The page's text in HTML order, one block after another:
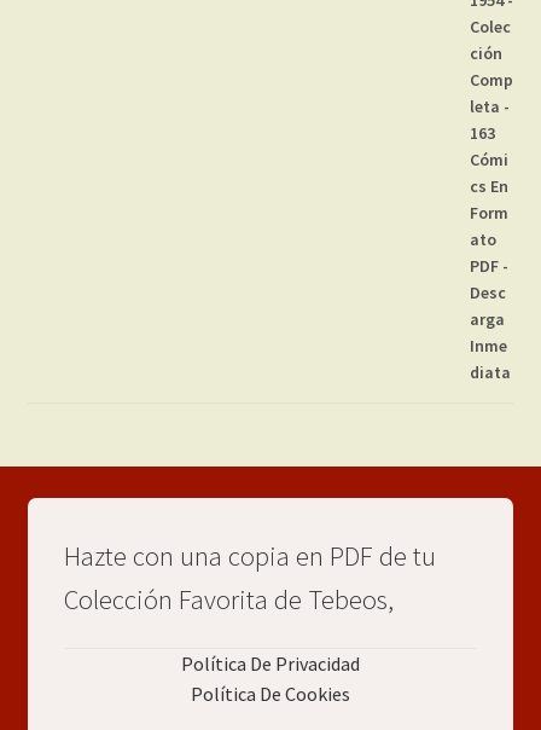
Hazte con una copia en PDF de tu
Colección Favorita de Tebeos,
Política De Privacidad
Política De Cookies